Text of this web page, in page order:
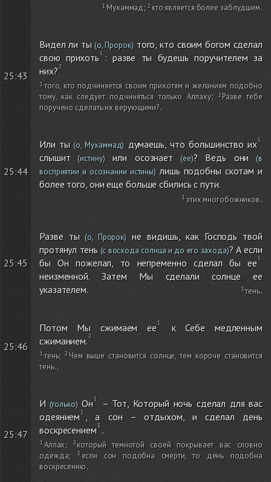
Мухаммад; кто является более заблудшим.
25:43
Видел ли ты(о, Пророк)того, кто своим богом сделал
свою прихоть : разве ты будешь поручителем за
них?
того, кто подчиняется своим прихотям и желаниям подобно
тому, как следует подчиняться только Аллаху;
Разве тебе
поручено сделать их верующими?.
25:44
Или ты(о, Мухаммад) думаешь, что большинство их
слышит(истину)или осознает (ее)? Ведь они (в
восприятии и осознании истины) лишь подобны скотам и
более того, они еще больше сбились с пути.
этих многобожников.
25:45
Разве ты(о, Пророк) не видишь, как Господь твой
протянул тень (с восхода солнца и до его захода)? А если
бы Он пожелал, то непременно сделал бы ее
неизменной. Затем Мы сделали солнце ее
указателем.
тень.
25:46
Потом Мы сжимаем ее
к Себе медленным
сжиманием.
тень;
Чем выше становится солнце, тем короче становится
тень..
25:47
И(только)Он
– Тот, Который ночь сделал для вас
одеянием
, а сон – отдыхом, и сделал день
воскресением .
Аллах;
который темнотой своей покрывает вас словно
одежда;
если сон подобна смерти, то день подобна
воскресению.